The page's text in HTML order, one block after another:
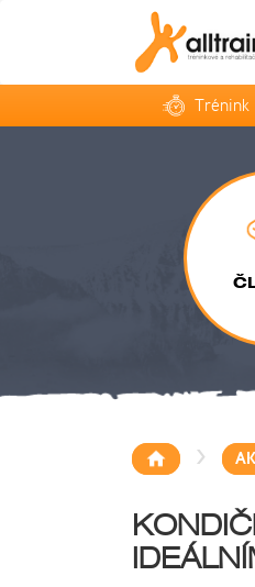
Trénink
>